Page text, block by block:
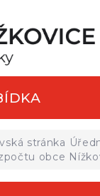
stránka
obce